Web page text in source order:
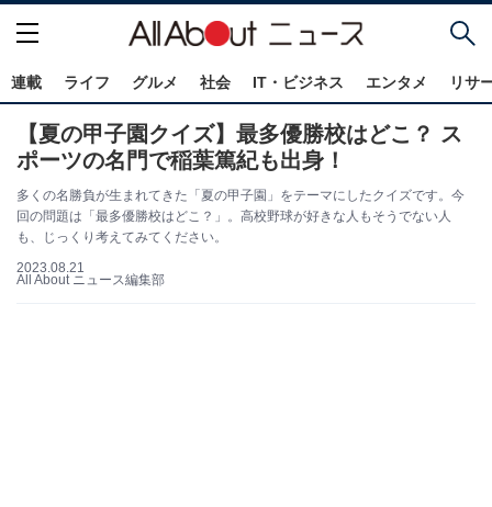
連載 ライフ グルメ 社会 IT・ビジネス エンタメ リサ
【夏の甲子園クイズ】最多優勝校はどこ？ ス
ポーツの名門で稲葉篤紀も出身！
多くの名勝負が生まれてきた「夏の甲子園」をテーマにしたクイズです。今
回の問題は「最多優勝校はどこ？」。高校野球が好きな人もそうでない人
も、じっくり考えてみてください。
2023.08.21
All About ニュース編集部